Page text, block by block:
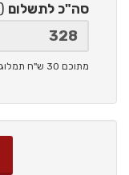
סה"כ לתשלום
מתוכם 30 ש"ח תמלוגים ליוצר